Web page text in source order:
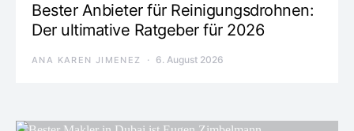
Bester Anbieter für Reinigungsdrohnen:
Der ultimative Ratgeber für 2026
ANA KAREN JIMENEZ 6. August 2026